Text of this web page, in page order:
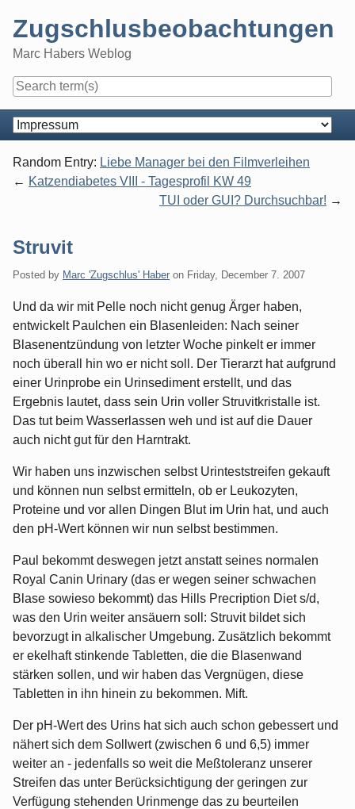
content
Zugschlusbeobachtungen
Marc Habers Weblog
Navigation
Random Entry: Liebe Manager bei den Filmverleihen
Katzendiabetes VIII - Tagesprofil KW 49
TUI oder GUI? Durchsuchbar!
Struvit
Posted by Marc 'Zugschlus' Haber on Friday, December 7. 2007
Und da wir mit Pelle noch nicht genug Ärger haben,
entwickelt Paulchen ein Blasenleiden: Nach seiner
Blasenentzündung von letzter Woche pinkelt er immer
noch überall hin wo er nicht soll. Der Tierarzt hat aufgrund
einer Urinprobe ein Urinsediment erstellt, und das
Ergebnis lautet, dass sein Urin voller Struvitkristalle ist.
Das tut beim Wasserlassen weh und ist auf die Dauer
auch nicht gut für den Harntrakt.
Wir haben uns inzwischen selbst Urinteststreifen gekauft
und können nun selbst ermitteln, ob er Leukozyten,
Proteine und vor allen Dingen Blut im Urin hat, und auch
den pH-Wert können wir nun selbst bestimmen.
Paul bekommt deswegen jetzt anstatt seines normalen
Royal Canin Urinary (das er wegen seiner schwachen
Blase sowieso bekommt) das Hills Precription Diet s/d,
was den Urin weiter ansäuern soll: Struvit bildet sich
bevorzugt in alkalischer Umgebung. Zusätzlich bekommt
er ekelhaft stinkende Tabletten, die die Blasenwand
stärken sollen, und wir haben das Vergnügen, diese
Tabletten in ihn hinein zu bekommen. Mift.
Der pH-Wert des Urins hat sich auch schon gebessert und
nähert sich dem Sollwert (zwischen 6 und 6,5) immer
weiter an - jedenfalls so weit die Meßtoleranz unserer
Streifen das unter Berücksichtigung der geringen zur
Verfügung stehenden Urinmenge das zu beurteilen